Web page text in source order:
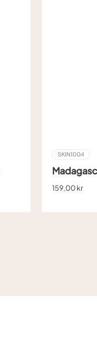
SKIN1004
159,00 kr